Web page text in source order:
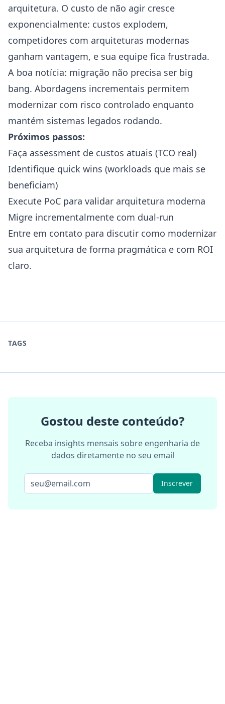
arquitetura. O custo de não agir cresce
exponencialmente: custos explodem,
competidores com arquiteturas modernas
ganham vantagem, e sua equipe fica frustrada.
A boa notícia: migração não precisa ser big
bang. Abordagens incrementais permitem
modernizar com risco controlado enquanto
mantém sistemas legados rodando.
Próximos passos:
Faça assessment de custos atuais (TCO real)
Identifique quick wins (workloads que mais se
beneficiam)
Execute PoC para validar arquitetura moderna
Migre incrementalmente com dual-run
Entre em contato para discutir como modernizar
sua arquitetura de forma pragmática e com ROI
claro.
TAGS
Gostou deste conteúdo?
Receba insights mensais sobre engenharia de
dados diretamente no seu email
Inscrever